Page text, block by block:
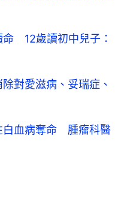
命 12歲讀初中兒子：
對愛滋病、妥瑞症、
白血病奪命 腫瘤科醫